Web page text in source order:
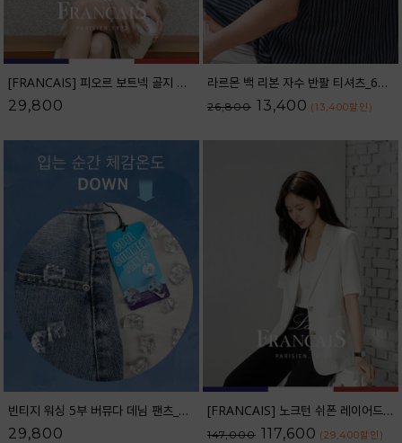
[FRANCAIS] 피오르 보트넥 골지 캡소매 니트_F6H433KN
29,800
라르몬 백 리본 자수 반팔 티셔츠_62TS2605
26,800 13,400 (13,400할인 )
빈티지 워싱 5부 버뮤다 데님 팬츠_52DP598
29,800
[FRANCAIS] 노크턴 쉬폰 레이어드 린넨 자켓_F6S391JK
147,000 117,600 (29,400할인 )